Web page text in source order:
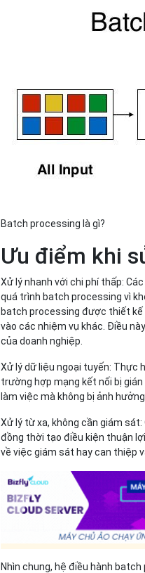
Batch processing là gì?
Ưu điểm khi
Xử lý nhanh với chi phí thấp:
quá trình batch processing vì
batch processing được thiết kế
vào các nhiệm vụ khác. Điều
của doanh nghiệp.
Xử lý dữ liệu ngoại tuyến: Thực
trường hợp mạng kết nối bị
làm việc mà không bị ảnh
Xử lý từ xa, không cần giám
đồng thời tạo điều kiện thuận
về việc giám sát hay can thiệp
Nhìn chung, hệ điều hành